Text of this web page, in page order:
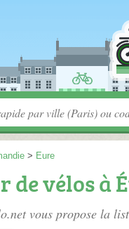
> Eure
de vélos à
vous propose la